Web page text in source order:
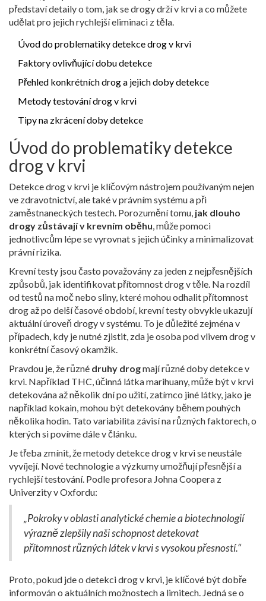
představí detaily o tom, jak se drogy drží v krvi a co můžete
udělat pro jejich rychlejší eliminaci z těla.
Úvod do problematiky detekce drog v krvi
Faktory ovlivňující dobu detekce
Přehled konkrétních drog a jejich doby detekce
Metody testování drog v krvi
Tipy na zkrácení doby detekce
Úvod do problematiky detekce
drog v krvi
Detekce drog v krvi je klíčovým nástrojem používaným nejen
ve zdravotnictví, ale také v právním systému a při
zaměstnaneckých testech. Porozumění tomu, jak dlouho
drogy zůstávají v krevním oběhu , může pomoci
jednotlivcům lépe se vyrovnat s jejich účinky a minimalizovat
právní rizika.
Krevní testy jsou často považovány za jeden z nejpřesnějších
způsobů, jak identifikovat přítomnost drog v těle. Na rozdíl
od testů na moč nebo sliny, které mohou odhalit přítomnost
drog až po delší časové období, krevní testy obvykle ukazují
aktuální úroveň drogy v systému. To je důležité zejména v
případech, kdy je nutné zjistit, zda je osoba pod vlivem drog v
konkrétní časový okamžik.
Pravdou je, že různé druhy drogmají různé doby detekce v
krvi. Například THC, účinná látka marihuany, může být v krvi
detekována až několik dní po užití, zatímco jiné látky, jako je
například kokain, mohou být detekovány během pouhých
několika hodin. Tato variabilita závisí na různých faktorech, o
kterých si povíme dále v článku.
Je třeba zmínit, že metody detekce drog v krvi se neustále
vyvíjejí. Nové technologie a výzkumy umožňují přesnější a
rychlejší testování. Podle profesora Johna Coopera z
Univerzity v Oxfordu:
„Pokroky v oblasti analytické chemie a biotechnologií
výrazně zlepšily naši schopnost detekovat
přítomnost různých látek v krvi s vysokou přesností.“
Proto, pokud jde o detekci drog v krvi, je klíčové být dobře
informován o aktuálních možnostech a limitech. Jedná se o